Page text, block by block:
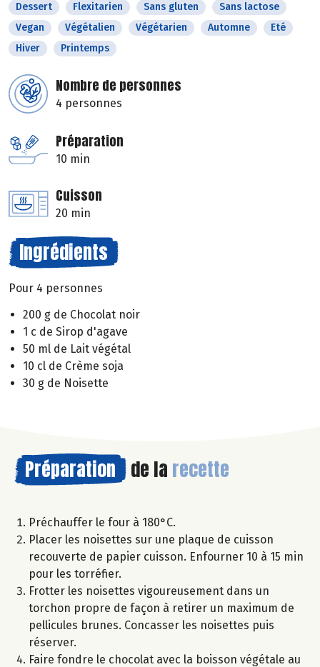
Dessert Flexitarien Sans gluten
Sans lactose
Vegan
Végétalien Végétarien Automne
Eté
Hiver
Printemps
Nombre de personnes
4 personnes
Préparation
10 min
Cuisson
20 min
Ingrédients
Pour 4 personnes
200 g de Chocolat noir
1 c de Sirop d'agave
50 ml de Lait végétal
10 cl de Crème soja
30 g de Noisette
Préparation de la recette
Préchauffer le four à 180°C.
Placer les noisettes sur une plaque de cuisson
recouverte de papier cuisson. Enfourner 10 à 15 min
pour les torréfier.
Frotter les noisettes vigoureusement dans un
torchon propre de façon à retirer un maximum de
pellicules brunes. Concasser les noisettes puis
réserver.
Faire fondre le chocolat avec la boisson végétale au